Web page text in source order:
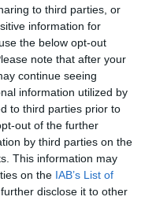
to third parties, or
information for
the below opt-out
note that after your
continue seeing
information utilized by
to third parties prior to
out of the further
by third parties on the
This information may
on the IAB’s List of
disclose it to other
pažeidžia labiau
moterys pažeidžia smegenų
nei vyrai. Moterų
vartojant alkoholį ketverius
po 12 metų. Serotoninas yra
vystymąsi bei gydymą.